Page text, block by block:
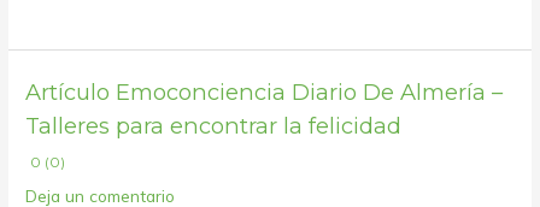
Artículo Emoconciencia Diario De Almería –
Talleres para encontrar la felicidad
0 (0)
Deja un comentario
Artículo
Emoconciencia
Diario
De
Almería